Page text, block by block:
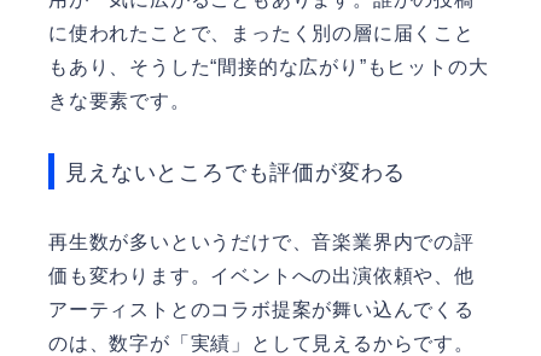
に使われたことで、まったく別の層に届くこと
もあり、そうした“間接的な広がり”もヒットの大
きな要素です。
見えないところでも評価が変わる
再生数が多いというだけで、音楽業界内での評
価も変わります。イベントへの出演依頼や、他
アーティストとのコラボ提案が舞い込んでくる
のは、数字が「実績」として見えるからです。